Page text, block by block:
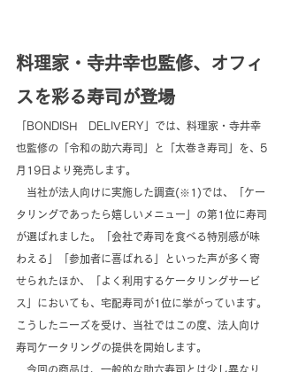
料理家・寺井幸也監修、オフィ
スを彩る寿司が登場
「BONDISH　DELIVERY」では、料理家・寺井幸
也監修の「令和の助六寿司」と「太巻き寿司」を、5
月19日より発売します。
当社が法人向けに実施した調査(※1)では、「ケー
タリングであったら嬉しいメニュー」の第1位に寿司
が選ばれました。「会社で寿司を食べる特別感が味
わえる」「参加者に喜ばれる」といった声が多く寄
せられたほか、「よく利用するケータリングサービ
ス」においても、宅配寿司が1位に挙がっています。
こうしたニーズを受け、当社ではこの度、法人向け
寿司ケータリングの提供を開始します。
今回の商品は、一般的な助六寿司とは少し異なり